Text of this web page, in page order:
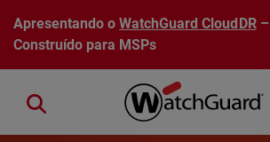
Pular para o conteúdo principal
Apresentando oWatchGuard CloudDR–
Construído para MSPs
Close search